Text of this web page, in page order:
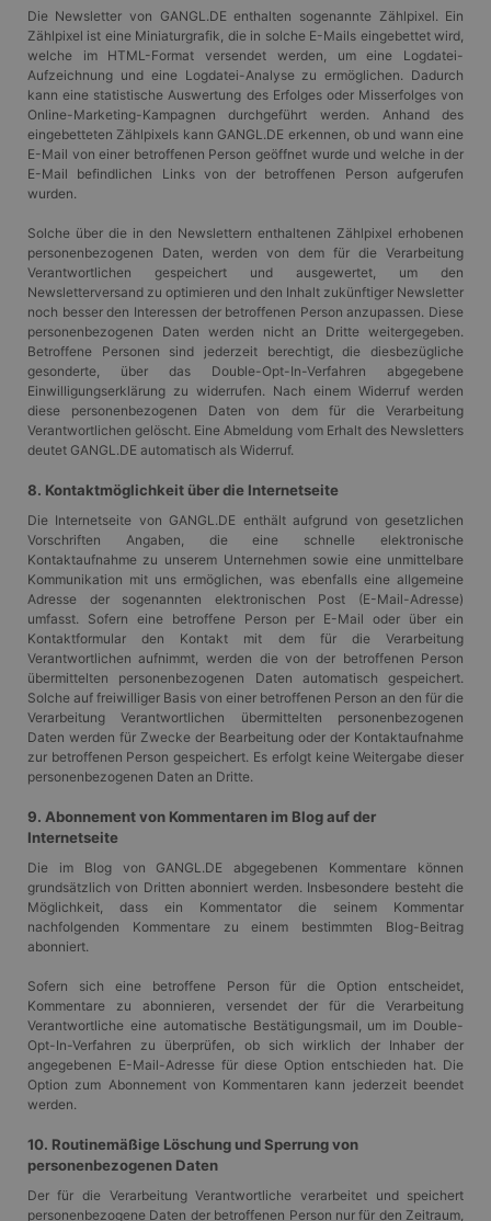
Die Newsletter von GANGL.DE enthalten sogenannte Zählpixel. Ein
Zählpixel ist eine Miniaturgrafik, die in solche E-Mails eingebettet wird,
welche im HTML-Format versendet werden, um eine Logdatei-
Aufzeichnung und eine Logdatei-Analyse zu ermöglichen. Dadurch
kann eine statistische Auswertung des Erfolges oder Misserfolges von
Online-Marketing-Kampagnen durchgeführt werden. Anhand des
eingebetteten Zählpixels kann GANGL.DE erkennen, ob und wann eine
E-Mail von einer betroffenen Person geöffnet wurde und welche in der
E-Mail befindlichen Links von der betroffenen Person aufgerufen
wurden.
Solche über die in den Newslettern enthaltenen Zählpixel erhobenen
personenbezogenen Daten, werden von dem für die Verarbeitung
Verantwortlichen gespeichert und ausgewertet, um den
Newsletterversand zu optimieren und den Inhalt zukünftiger Newsletter
noch besser den Interessen der betroffenen Person anzupassen. Diese
personenbezogenen Daten werden nicht an Dritte weitergegeben.
Betroffene Personen sind jederzeit berechtigt, die diesbezügliche
gesonderte, über das Double-Opt-In-Verfahren abgegebene
Einwilligungserklärung zu widerrufen. Nach einem Widerruf werden
diese personenbezogenen Daten von dem für die Verarbeitung
Verantwortlichen gelöscht. Eine Abmeldung vom Erhalt des Newsletters
deutet GANGL.DE automatisch als Widerruf.
8. Kontaktmöglichkeit über die Internetseite
Die Internetseite von GANGL.DE enthält aufgrund von gesetzlichen
Vorschriften Angaben, die eine schnelle elektronische
Kontaktaufnahme zu unserem Unternehmen sowie eine unmittelbare
Kommunikation mit uns ermöglichen, was ebenfalls eine allgemeine
Adresse der sogenannten elektronischen Post (E-Mail-Adresse)
umfasst. Sofern eine betroffene Person per E-Mail oder über ein
Kontaktformular den Kontakt mit dem für die Verarbeitung
Verantwortlichen aufnimmt, werden die von der betroffenen Person
übermittelten personenbezogenen Daten automatisch gespeichert.
Solche auf freiwilliger Basis von einer betroffenen Person an den für die
Verarbeitung Verantwortlichen übermittelten personenbezogenen
Daten werden für Zwecke der Bearbeitung oder der Kontaktaufnahme
zur betroffenen Person gespeichert. Es erfolgt keine Weitergabe dieser
personenbezogenen Daten an Dritte.
9. Abonnement von Kommentaren im Blog auf der
Internetseite
Die im Blog von GANGL.DE abgegebenen Kommentare können
grundsätzlich von Dritten abonniert werden. Insbesondere besteht die
Möglichkeit, dass ein Kommentator die seinem Kommentar
nachfolgenden Kommentare zu einem bestimmten Blog-Beitrag
abonniert.
Sofern sich eine betroffene Person für die Option entscheidet,
Kommentare zu abonnieren, versendet der für die Verarbeitung
Verantwortliche eine automatische Bestätigungsmail, um im Double-
Opt-In-Verfahren zu überprüfen, ob sich wirklich der Inhaber der
angegebenen E-Mail-Adresse für diese Option entschieden hat. Die
Option zum Abonnement von Kommentaren kann jederzeit beendet
werden.
10. Routinemäßige Löschung und Sperrung von
personenbezogenen Daten
Der für die Verarbeitung Verantwortliche verarbeitet und speichert
personenbezogene Daten der betroffenen Person nur für den Zeitraum,
angenommen, dass
die
Synchronisierung
über viele
verschiedene
Microsoft-
Domänen hinweg
möglich ist, um die
zu ermöglichen.
CLID
www.clarity.ms 1 Jahr
Dieses Cookie wird
um das Teilen von
Medieninhalten für
soziale Medien zu
ermöglichen. Es
kann auch
Informationen
Website-Besucher
sammeln, wenn
diese soziale
Medien
verwenden, um
Website-Inhalte
von der besuchten
Seite zu teilen.
SRM_B
Microsoft
.c.bing.com
das
ordnungsgemäße
Funktionieren
dieser Website
sicherstellt.
_fbp
Meta
Platform Inc.
.gangl.de
3 Monate
Wird von Facebook
verwendet, um
eine Reihe von
Werbeprodukten
zu liefern, z. B.
Echtzeit-Gebote
von Werbekunden
Dritter
ANONCHK
Microsoft
Corporation
.c.clarity.ms
10 Minuten
Dieses Cookie
enthält
Endbenutzer
möglicherweise vor
dem Besuch dieser
Website gesehen
hat.